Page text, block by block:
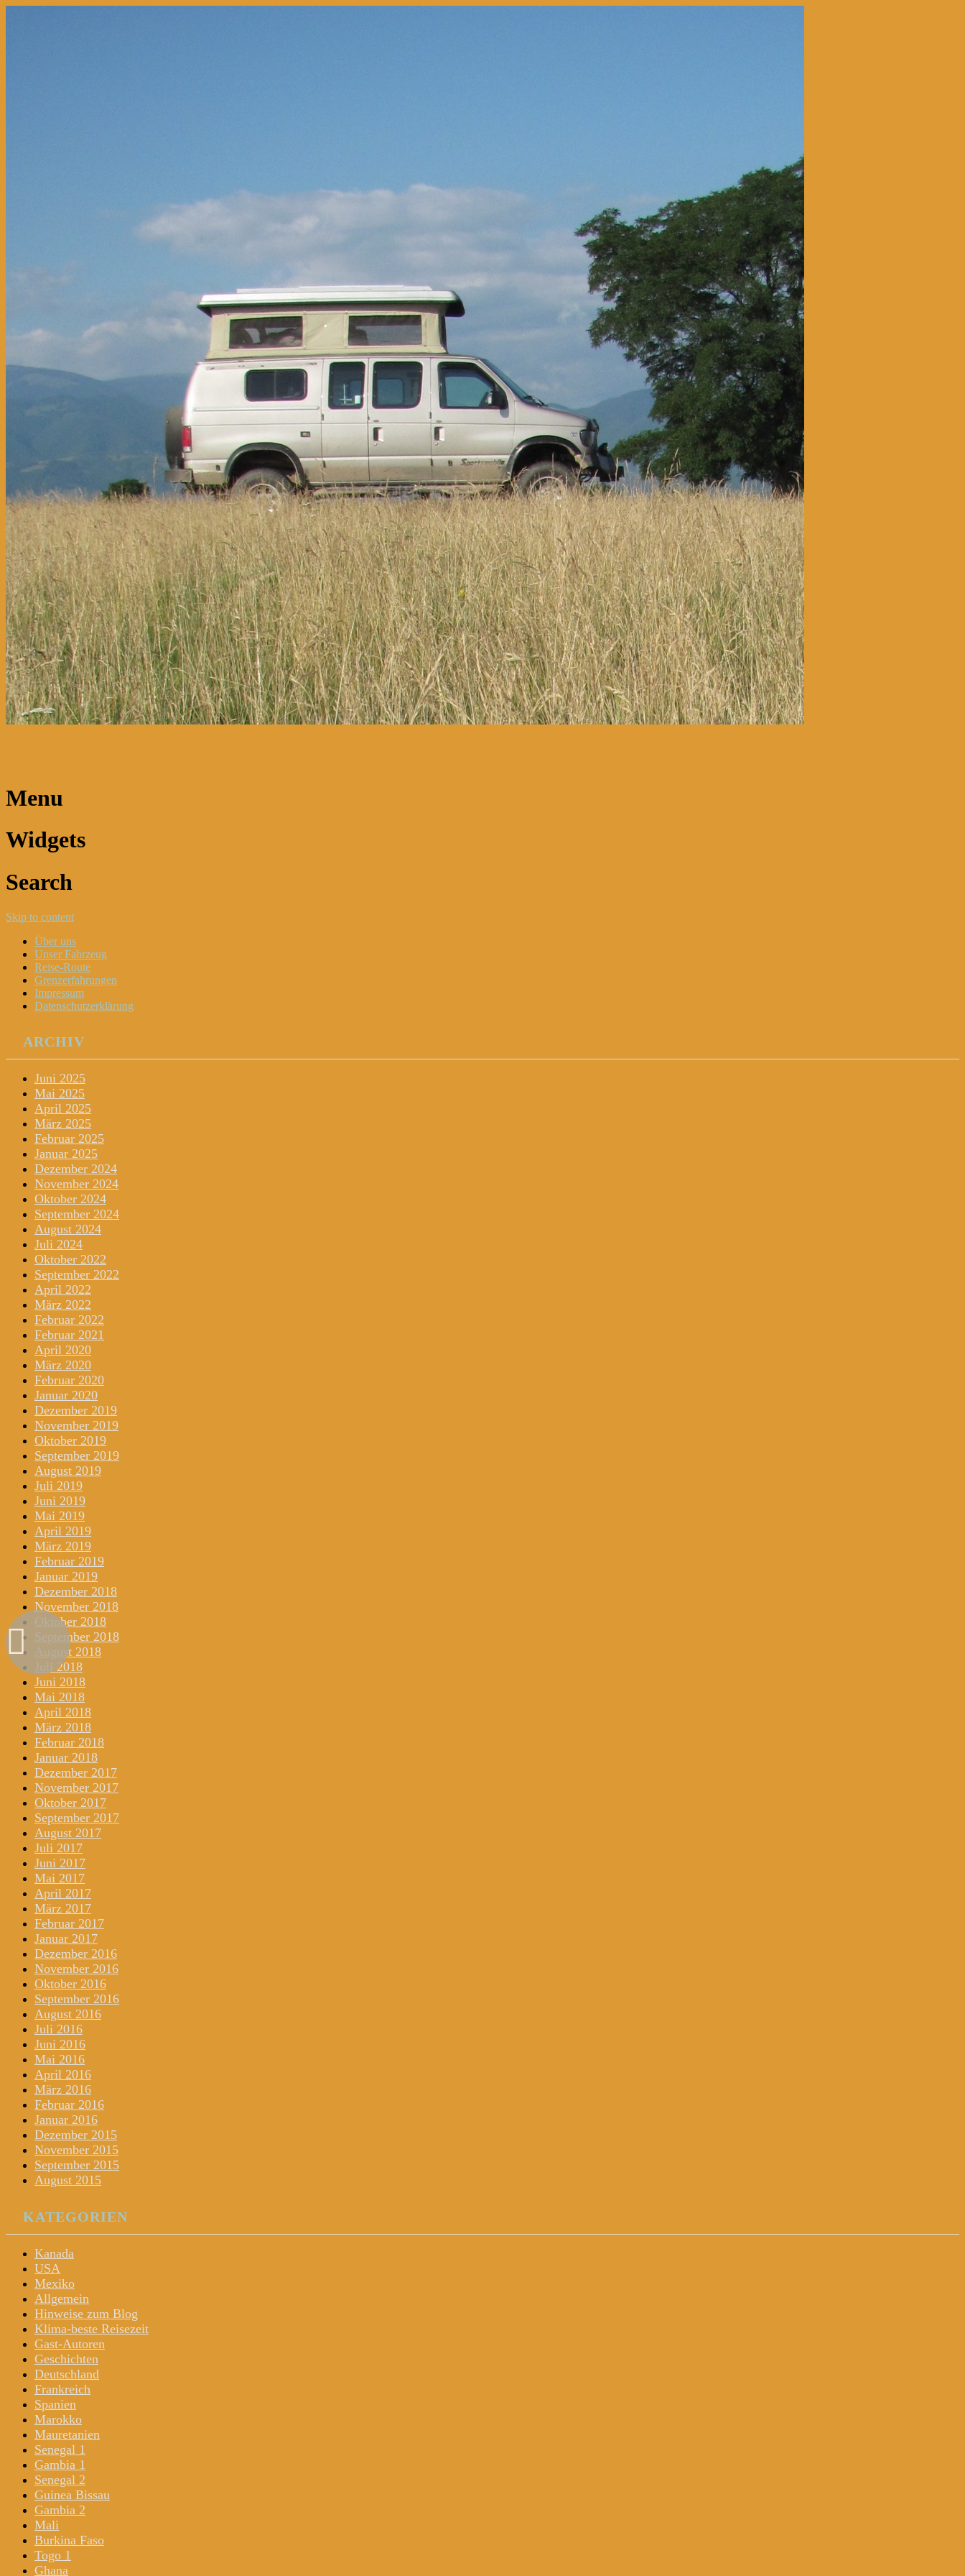
Menu
Widgets
Search
Skip to content
Über uns
Unser Fahrzeug
Reise-Route
Grenzerfahrungen
Impressum
Datenschutzerklärung
ARCHIV
Juni 2025
Mai 2025
April 2025
März 2025
Februar 2025
Januar 2025
Dezember 2024
November 2024
Oktober 2024
September 2024
August 2024
Juli 2024
Oktober 2022
September 2022
April 2022
März 2022
Februar 2022
Februar 2021
April 2020
März 2020
Februar 2020
Januar 2020
Dezember 2019
November 2019
Oktober 2019
September 2019
August 2019
Juli 2019
Juni 2019
Mai 2019
April 2019
März 2019
Februar 2019
Januar 2019
Dezember 2018
November 2018
Oktober 2018
September 2018
August 2018
Juli 2018
Juni 2018
Mai 2018
April 2018
März 2018
Februar 2018
Januar 2018
Dezember 2017
November 2017
Oktober 2017
September 2017
August 2017
Juli 2017
Juni 2017
Mai 2017
April 2017
März 2017
Februar 2017
Januar 2017
Dezember 2016
November 2016
Oktober 2016
September 2016
August 2016
Juli 2016
Juni 2016
Mai 2016
April 2016
März 2016
Februar 2016
Januar 2016
Dezember 2015
November 2015
September 2015
August 2015
KATEGORIEN
Kanada
USA
Mexiko
Allgemein
Hinweise zum Blog
Klima-beste Reisezeit
Gast-Autoren
Geschichten
Deutschland
Frankreich
Spanien
Marokko
Mauretanien
Senegal 1
Gambia 1
Senegal 2
Guinea Bissau
Gambia 2
Mali
Burkina Faso
Togo 1
Ghana